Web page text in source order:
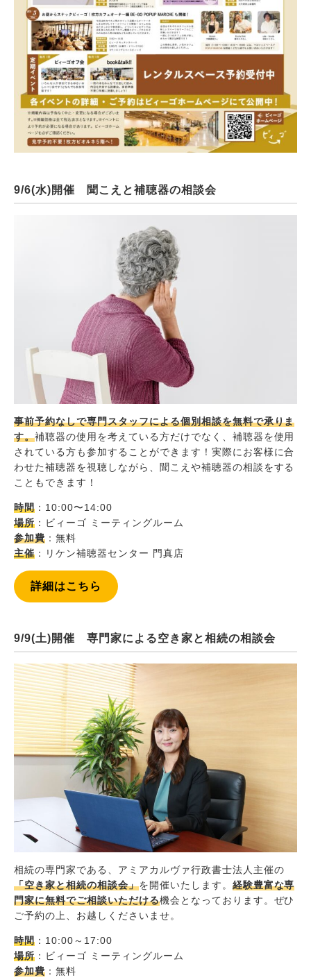
9/6(水)開催 聞こえと補聴器の相談会
事前予約なしで専門スタッフによる個別相談を無料で承りま
す。補聴器の使用を考えている方だけでなく、補聴器を使用
されている方も参加することができます！実際にお客様に合
わせた補聴器を視聴しながら、聞こえや補聴器の相談をする
こともできます！
時間：10:00〜14:00
場所：ビィーゴ ミーティングルーム
参加費：無料
主催：リケン補聴器センター 門真店
詳細はこちら
9/9(土)開催 専門家による空き家と相続の相談会
相続の専門家である、アミアカルヴァ行政書士法人主催の
「空き家と相続の相談会」を開催いたします。 経験豊富な専
門家に無料でご相談いただける機会となっております。ぜひ
ご予約の上、お越しくださいませ。
時間：10:00～17:00
場所：ビィーゴ ミーティングルーム
参加費：無料